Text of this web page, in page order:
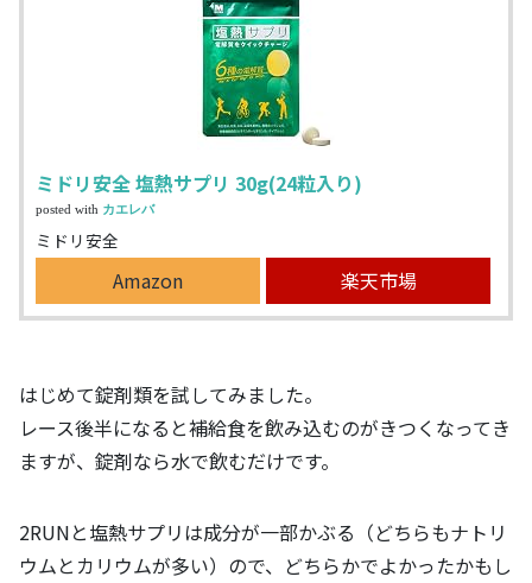
ミドリ安全 塩熱サプリ 30g(24粒入り)
posted with カエレバ
ミドリ安全
Amazon 楽天市場
はじめて錠剤類を試してみました。
レース後半になると補給食を飲み込むのがきつくなってき
ますが、錠剤なら水で飲むだけです。
2RUNと塩熱サプリは成分が一部かぶる（どちらもナトリ
ウムとカリウムが多い）ので、どちらかでよかったかもし